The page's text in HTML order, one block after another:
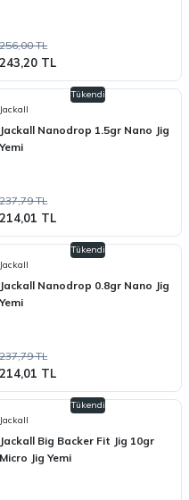
256,00 TL
243,20 TL
Tükendi
Jackall
Jackall Nanodrop 1.5gr Nano Jig
Yemi
237,79 TL
214,01 TL
Tükendi
Jackall
Jackall Nanodrop 0.8gr Nano Jig
Yemi
237,79 TL
214,01 TL
Tükendi
Jackall
Jackall Big Backer Fit Jig 10gr
Micro Jig Yemi